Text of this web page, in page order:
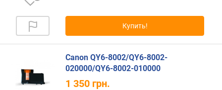
Купить!
Canon QY6-8002/QY6-8002-
020000/QY6-8002-010000
1 350 грн.